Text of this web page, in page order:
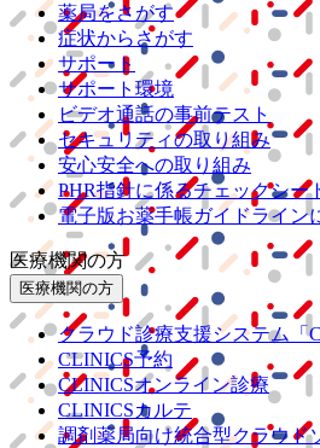
薬局をさがす
症状からさがす
サポート
サポート環境
ビデオ通話の事前テスト
セキュリティの取り組み
安心安全への取り組み
PHR指針に係るチェックシー
電子版お薬手帳ガイドライン
医療機関の方
医療機関の方
クラウド診療支援システム
CLINICS予約
CLINICSオンライン診療
CLINICSカルテ
調剤薬局向け統合型クラウド